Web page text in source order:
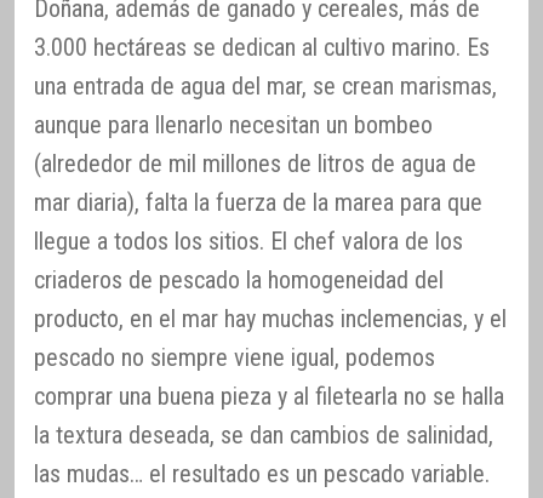
Doñana, además de ganado y cereales, más de
3.000 hectáreas se dedican al cultivo marino. Es
una entrada de agua del mar, se crean marismas,
aunque para llenarlo necesitan un bombeo
(alrededor de mil millones de litros de agua de
mar diaria), falta la fuerza de la marea para que
llegue a todos los sitios. El chef valora de los
criaderos de pescado la homogeneidad del
producto, en el mar hay muchas inclemencias, y el
pescado no siempre viene igual, podemos
comprar una buena pieza y al filetearla no se halla
la textura deseada, se dan cambios de salinidad,
las mudas… el resultado es un pescado variable.